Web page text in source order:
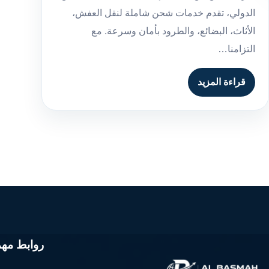
الدولي، تقدم خدمات شحن شاملة لنقل العفش،
الأثاث، البضائع، والطرود بأمان وسرعة. مع
التزامنا…
قراءة المزيد
روابط